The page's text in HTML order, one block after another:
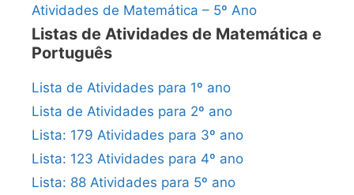
Atividades de Matemática – 5º Ano
Listas de Atividades de Matemática e
Português
Lista de Atividades para 1º ano
Lista de Atividades para 2º ano
Lista: 179 Atividades para 3º ano
Lista: 123 Atividades para 4º ano
Lista: 88 Atividades para 5º ano